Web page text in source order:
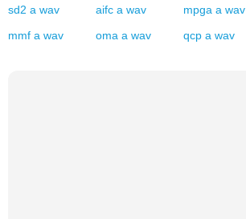
sd2 a wav aifc a wav mpga a wav
mmf a wav oma a wav qcp a wav